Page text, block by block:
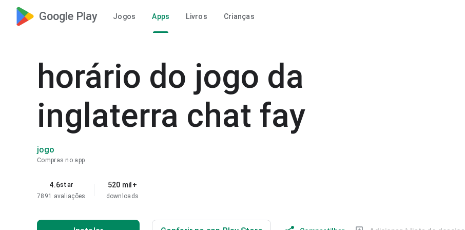
Google Play Jogos Apps Livros Crianças
horário do jogo da
inglaterra chat fay
jogo
Compras no app
4.6star
7891 avaliações
520 mil+
downloads